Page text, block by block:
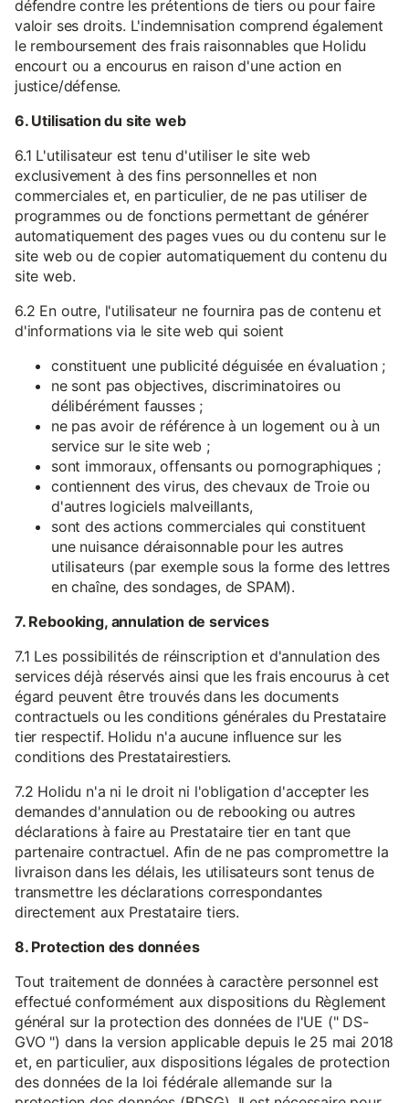
défendre contre les prétentions de tiers ou pour faire
valoir ses droits. L'indemnisation comprend également
le remboursement des frais raisonnables que Holidu
encourt ou a encourus en raison d'une action en
justice/défense.
6. Utilisation du site web
6.1 L'utilisateur est tenu d'utiliser le site web
exclusivement à des fins personnelles et non
commerciales et, en particulier, de ne pas utiliser de
programmes ou de fonctions permettant de générer
automatiquement des pages vues ou du contenu sur le
site web ou de copier automatiquement du contenu du
site web.
6.2 En outre, l'utilisateur ne fournira pas de contenu et
d'informations via le site web qui soient
constituent une publicité déguisée en évaluation ;
ne sont pas objectives, discriminatoires ou
délibérément fausses ;
ne pas avoir de référence à un logement ou à un
service sur le site web ;
sont immoraux, offensants ou pornographiques ;
contiennent des virus, des chevaux de Troie ou
d'autres logiciels malveillants,
sont des actions commerciales qui constituent
une nuisance déraisonnable pour les autres
utilisateurs (par exemple sous la forme des lettres
en chaîne, des sondages, de SPAM).
7. Rebooking, annulation de services
7.1 Les possibilités de réinscription et d'annulation des
services déjà réservés ainsi que les frais encourus à cet
égard peuvent être trouvés dans les documents
contractuels ou les conditions générales du Prestataire
tier respectif. Holidu n'a aucune influence sur les
conditions des Prestatairestiers.
7.2 Holidu n'a ni le droit ni l'obligation d'accepter les
demandes d'annulation ou de rebooking ou autres
déclarations à faire au Prestataire tier en tant que
partenaire contractuel. Afin de ne pas compromettre la
livraison dans les délais, les utilisateurs sont tenus de
transmettre les déclarations correspondantes
directement aux Prestataire tiers.
8. Protection des données
Tout traitement de données à caractère personnel est
effectué conformément aux dispositions du Règlement
général sur la protection des données de l'UE (" DS-
GVO ") dans la version applicable depuis le 25 mai 2018
et, en particulier, aux dispositions légales de protection
des données de la loi fédérale allemande sur la